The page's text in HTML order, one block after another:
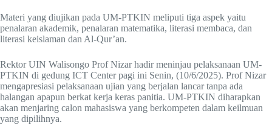
Materi yang diujikan pada UM-PTKIN meliputi tiga aspek yaitu
penalaran akademik, penalaran matematika, literasi membaca, dan
literasi keislaman dan Al-Qur’an.
Rektor UIN Walisongo Prof Nizar hadir meninjau pelaksanaan UM-
PTKIN di gedung ICT Center pagi ini Senin, (10/6/2025). Prof Nizar
mengapresiasi pelaksanaan ujian yang berjalan lancar tanpa ada
halangan apapun berkat kerja keras panitia. UM-PTKIN diharapkan
akan menjaring calon mahasiswa yang berkompeten dalam keilmuan
yang dipilihnya.